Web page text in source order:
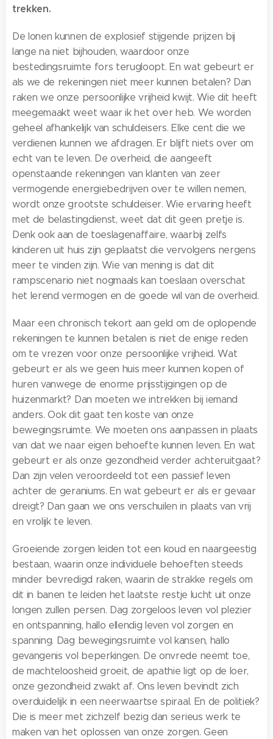
trekken.
De lonen kunnen de explosief stijgende prijzen bij
lange na niet bijhouden, waardoor onze
bestedingsruimte fors terugloopt. En wat gebeurt er
als we de rekeningen niet meer kunnen betalen? Dan
raken we onze persoonlijke vrijheid kwijt. Wie dit heeft
meegemaakt weet waar ik het over heb. We worden
geheel afhankelijk van schuldeisers. Elke cent die we
verdienen kunnen we afdragen. Er blijft niets over om
echt van te leven. De overheid, die aangeeft
openstaande rekeningen van klanten van zeer
vermogende energiebedrijven over te willen nemen,
wordt onze grootste schuldeiser. Wie ervaring heeft
met de belastingdienst, weet dat dit geen pretje is.
Denk ook aan de toeslagenaffaire, waarbij zelfs
kinderen uit huis zijn geplaatst die vervolgens nergens
meer te vinden zijn. Wie van mening is dat dit
rampscenario niet nogmaals kan toeslaan overschat
het lerend vermogen en de goede wil van de overheid.
Maar een chronisch tekort aan geld om de oplopende
rekeningen te kunnen betalen is niet de enige reden
om te vrezen voor onze persoonlijke vrijheid. Wat
gebeurt er als we geen huis meer kunnen kopen of
huren vanwege de enorme prijsstijgingen op de
huizenmarkt? Dan moeten we intrekken bij iemand
anders. Ook dit gaat ten koste van onze
bewegingsruimte. We moeten ons aanpassen in plaats
van dat we naar eigen behoefte kunnen leven. En wat
gebeurt er als onze gezondheid verder achteruitgaat?
Dan zijn velen veroordeeld tot een passief leven
achter de geraniums. En wat gebeurt er als er gevaar
dreigt? Dan gaan we ons verschuilen in plaats van vrij
en vrolijk te leven.
Groeiende zorgen leiden tot een koud en naargeestig
bestaan, waarin onze individuele behoeften steeds
minder bevredigd raken, waarin de strakke regels om
dit in banen te leiden het laatste restje lucht uit onze
longen zullen persen. Dag zorgeloos leven vol plezier
en ontspanning, hallo ellendig leven vol zorgen en
spanning. Dag bewegingsruimte vol kansen, hallo
gevangenis vol beperkingen. De onvrede neemt toe,
de machteloosheid groeit, de apathie ligt op de loer,
onze gezondheid zwakt af. Ons leven bevindt zich
overduidelijk in een neerwaartse spiraal. En de politiek?
Die is meer met zichzelf bezig dan serieus werk te
maken van het oplossen van onze zorgen. Geen